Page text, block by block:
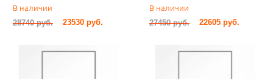
В наличии
28740 руб. 23530 руб.
В наличии
27450 руб. 22605 руб.